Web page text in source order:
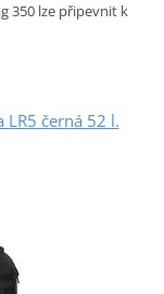
350 lze připevnit k
LR5 černá 52 l.